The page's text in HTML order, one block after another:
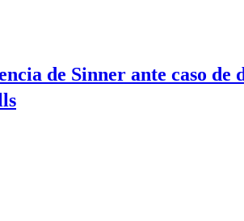
de Sinner ante caso de